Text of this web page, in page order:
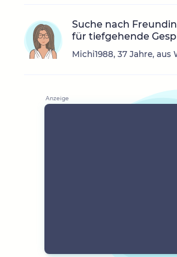
Suche nach
für tiefgehende
Michi1988, 37 Jahre, aus